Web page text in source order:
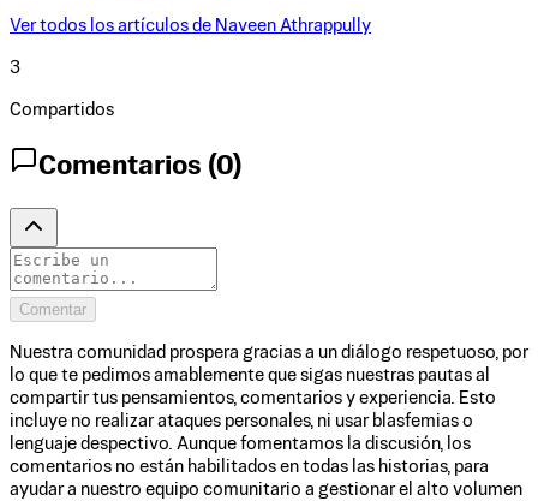
Ver todos los artículos de Naveen Athrappully
3
Compartidos
Comentarios (0)
Comentar
Nuestra comunidad prospera gracias a un diálogo respetuoso, por
lo que te pedimos amablemente que sigas nuestras pautas al
compartir tus pensamientos, comentarios y experiencia. Esto
incluye no realizar ataques personales, ni usar blasfemias o
lenguaje despectivo. Aunque fomentamos la discusión, los
comentarios no están habilitados en todas las historias, para
ayudar a nuestro equipo comunitario a gestionar el alto volumen